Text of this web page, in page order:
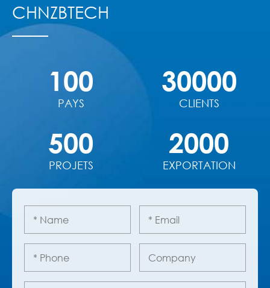
CHNZBTECH
100
PAYS
30000
CLIENTS
500
PROJETS
2000
EXPORTATION